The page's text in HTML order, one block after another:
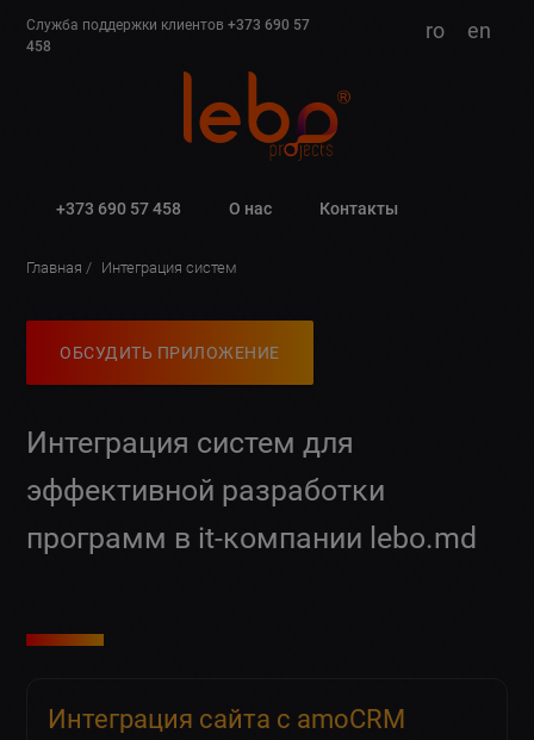
Служба поддержки клиентов+373 690 57
458
ro en
+373 690 57 458 О нас Контакты
Главная Интеграция систем
ОБСУДИТЬ ПРИЛОЖЕНИЕ
Интеграция систем для
эффективной разработки
программ в it-компании lebo.md
Интеграция сайта с amoCRM